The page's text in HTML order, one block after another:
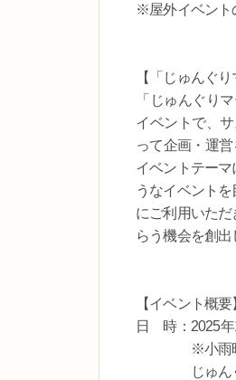
※屋外イベント
【「じゅんぐ
「じゅんぐり
イベントで、
って企画・運
イベントテー
うなイベント
にご利用いた
らう機会を創出
【イベント概要
日 時：2025年
※小雨時決行
じゅんぐり